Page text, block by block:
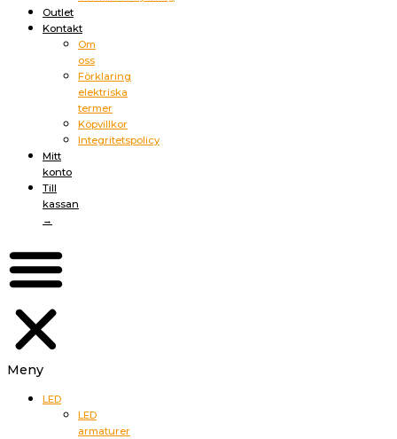
Outlet
Kontakt
Om
oss
Förklaring
elektriska
termer
Köpvillkor
Integritetspolicy
Mitt
konto
Till
kassan
→
Meny
LED
LED
armaturer